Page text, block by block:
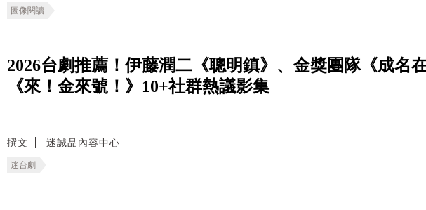
圖像閱讀
2026台劇推薦！伊藤潤二《聰明鎮》、金獎團隊《成名
《來！金來號！》10+社群熱議影集
撰文 迷誠品內容中心
迷台劇